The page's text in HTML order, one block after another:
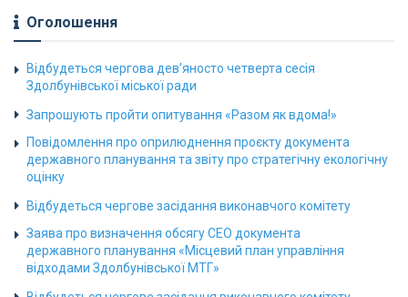
Оголошення
Відбудеться чергова дев’яносто четверта сесія
Здолбунівської міської ради
Запрошують пройти опитування «Разом як вдома!»
Повідомлення про оприлюднення проєкту документа
державного планування та звіту про стратегічну екологічну
оцінку
Відбудеться чергове засідання виконавчого комітету
Заява про визначення обсягу СЕО документа
державного планування «Місцевий план управління
відходами Здолбунівської МТГ»